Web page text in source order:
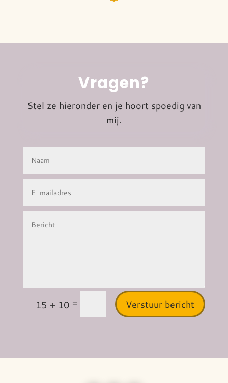
Vragen?
Stel ze hieronder en je hoort spoedig van
mij.
15 + 10 = Verstuur bericht